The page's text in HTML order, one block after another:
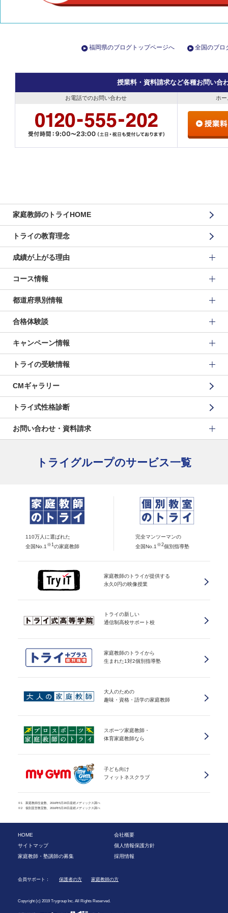
福岡県のブログトップページへ 全国のブロ
授業料・資料請求など各種お問い合
お電話でのお問い合わせ ホ
家庭教師のトライHOME
トライの教育理念
成績が上がる理由
コース情報
都道府県別情報
合格体験談
キャンペーン情報
トライの受験情報
CMギャラリー
トライ式性格診断
お問い合わせ・資料請求
トライグループのサービス一覧
110万人に選ばれた
全国No.1 ※1 の家庭教師
完全マンツーマンの
全国No.1 ※2個別指導塾
家庭教師のトライが提供する
永久0円の映像授業
トライの新しい
通信制高校サポート校
家庭教師のトライから
生まれた1対2個別指導塾
大人のための
趣味・資格・語学の家庭教師
スポーツ家庭教師・
体育家庭教師なら
子ども向け
フィットネスクラブ
※1 家庭教師生徒数、2016年5月20日産經メディックス調べ
※2 個別直営教室数、2016年5月20日産經メディックス調べ
HOME
会社概要
サイトマップ
個人情報保護方針
家庭教師・塾講師の募集
採用情報
会員サポート： 保護者の方 家庭教師の方
Copyright (c) 2019 Trygroup Inc. All Rights Reserved.